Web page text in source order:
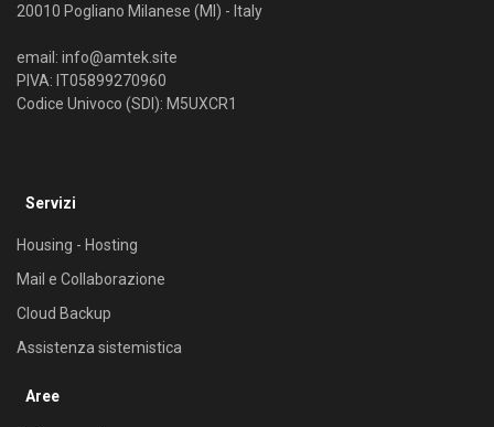
20010 Pogliano Milanese (MI) - Italy
email: info@amtek.site
PIVA: IT05899270960
Codice Univoco (SDI): M5UXCR1
Servizi
Housing - Hosting
Mail e Collaborazione
Cloud Backup
Assistenza sistemistica
Aree